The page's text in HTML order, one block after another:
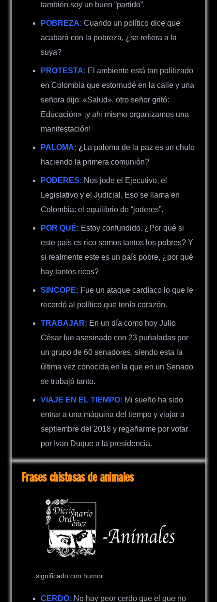
también soy un buen “partido”.
POBREZA: Cuando un político dice que
acabará con la pobreza, ¿se refiera a la
suya?
PROTESTA: El ambiente está tan politizado
en Colombia que estornudé en la calle y una
señora dijo: «Salud», otro señor gritó:
Educación» ¡y ahí mismo organizamos una
manifestación!
PALOMA: ¿ La paloma de la paz es un chulo
haciendo la primera comunión?
PODERES: Nos jode el Ejecutivo, el
Legislativo y el Judicial. Eso se llama en
Colombia: el equilibrio de “joderes”.
POR QUÉ: Estoy confundido. ¿Por qué si
este país es rico somos tantos los pobres? Y
si realmente este es un país pobre, ¿por qué
hay tantos ricos?
SINCOPE: Fue un ataque cardíaco lo que le
recordó al político que tenía corazón.
TRABAJAR: En un día como hoy Julio
César fue asesinado con 23 puñaladas por
un grupo de 60 senadores, siendo esta la
última vez conocida en la que en un Senado
se trabajó tanto.
VIAJE EN EL TIEMPO: Mi sueño ha sido
entrar a una máquina del tiempo y viajar a
septiembre del 2018 y regañarme por votar
por Ivan Duque a la presidencia.
Frases chistosas de animales
significado con humor
CERDO: No hay peor cerdo que el que no